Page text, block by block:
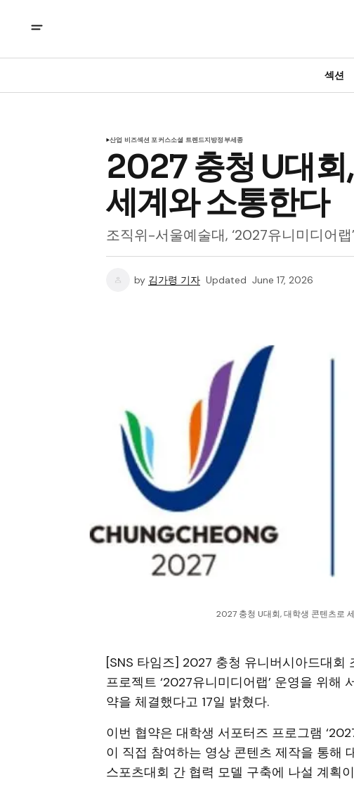
섹션
산업 비즈섹션 포커스소셜 트렌드지방정부세종
2027 충청 U대회
세계와 소통한다
조직위-서울예술대, ‘2027유니미디어랩
by 김가령 기자 Updated June 17, 2026
2027 충청 U대회, 대학생 콘텐츠로
[SNS 타임즈] 2027 충청 유니버시아드대
프로젝트 ‘2027유니미디어랩’ 운영을 위해
약을 체결했다고 17일 밝혔다.
이번 협약은 대학생 서포터즈 프로그램
이 직접 참여하는 영상 콘텐츠 제작을 통해
스포츠대회 간 협력 모델 구축에 나설 계획